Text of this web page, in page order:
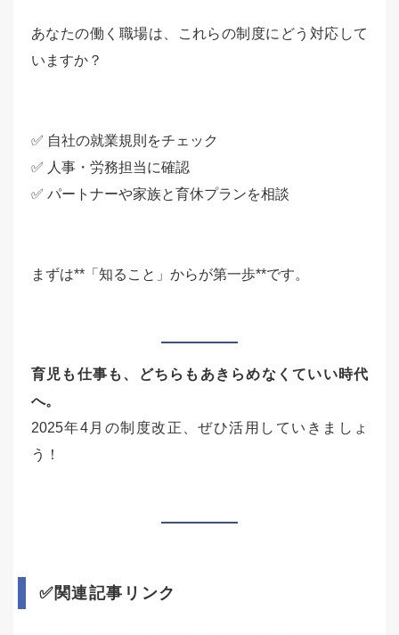
あなたの働く職場は、これらの制度にどう対応して
いますか？
✅ 自社の就業規則をチェック
✅ 人事・労務担当に確認
✅ パートナーや家族と育休プランを相談
まずは**「知ること」からが第一歩**です。
育児も仕事も、どちらもあきらめなくていい時代
へ。
2025年4月の制度改正、ぜひ活用していきましょ
う！
✅関連記事リンク